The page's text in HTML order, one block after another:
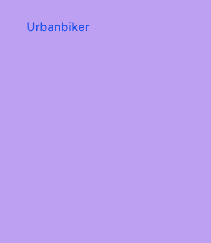
Urbanbiker